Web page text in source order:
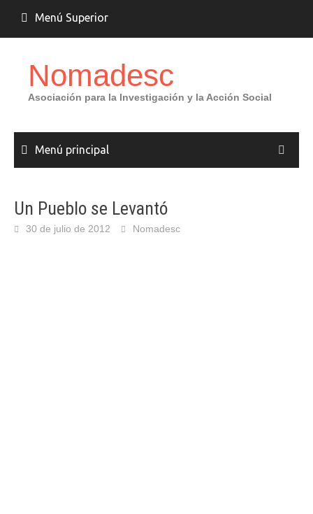
contenido
Menú Superior
Nomadesc
Asociación para la Investigación y la Acción Social
Menú principal
Un Pueblo se Levantó
30 de julio de 2012 Nomadesc